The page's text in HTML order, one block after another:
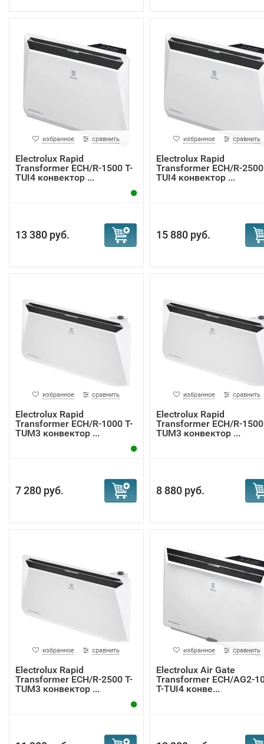
избранное сравнить
Electrolux Rapid
Transformer ECH/R-1500 T-
TUI4 конвектор ...
13 380 руб.
избранное сравнить
Electrolux Rapid
Transformer ECH/R-2500
TUI4 конвектор ...
15 880 руб.
избранное сравнить
Electrolux Rapid
Transformer ECH/R-1000 T-
TUM3 конвектор ...
7 280 руб.
избранное сравнить
Electrolux Rapid
Transformer ECH/R-1500
TUM3 конвектор ...
8 880 руб.
избранное сравнить
Electrolux Rapid
Transformer ECH/R-2500 T-
TUM3 конвектор ...
избранное сравнить
Electrolux Air Gate
Transformer ECH/AG2-
T-TUI4 конве...